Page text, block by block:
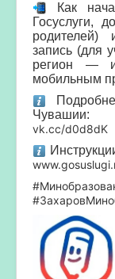
Как
Госуслуги,
родителей)
запись (для
регион — и
мобильным
Чувашии:
vk.cc/d0d8dK